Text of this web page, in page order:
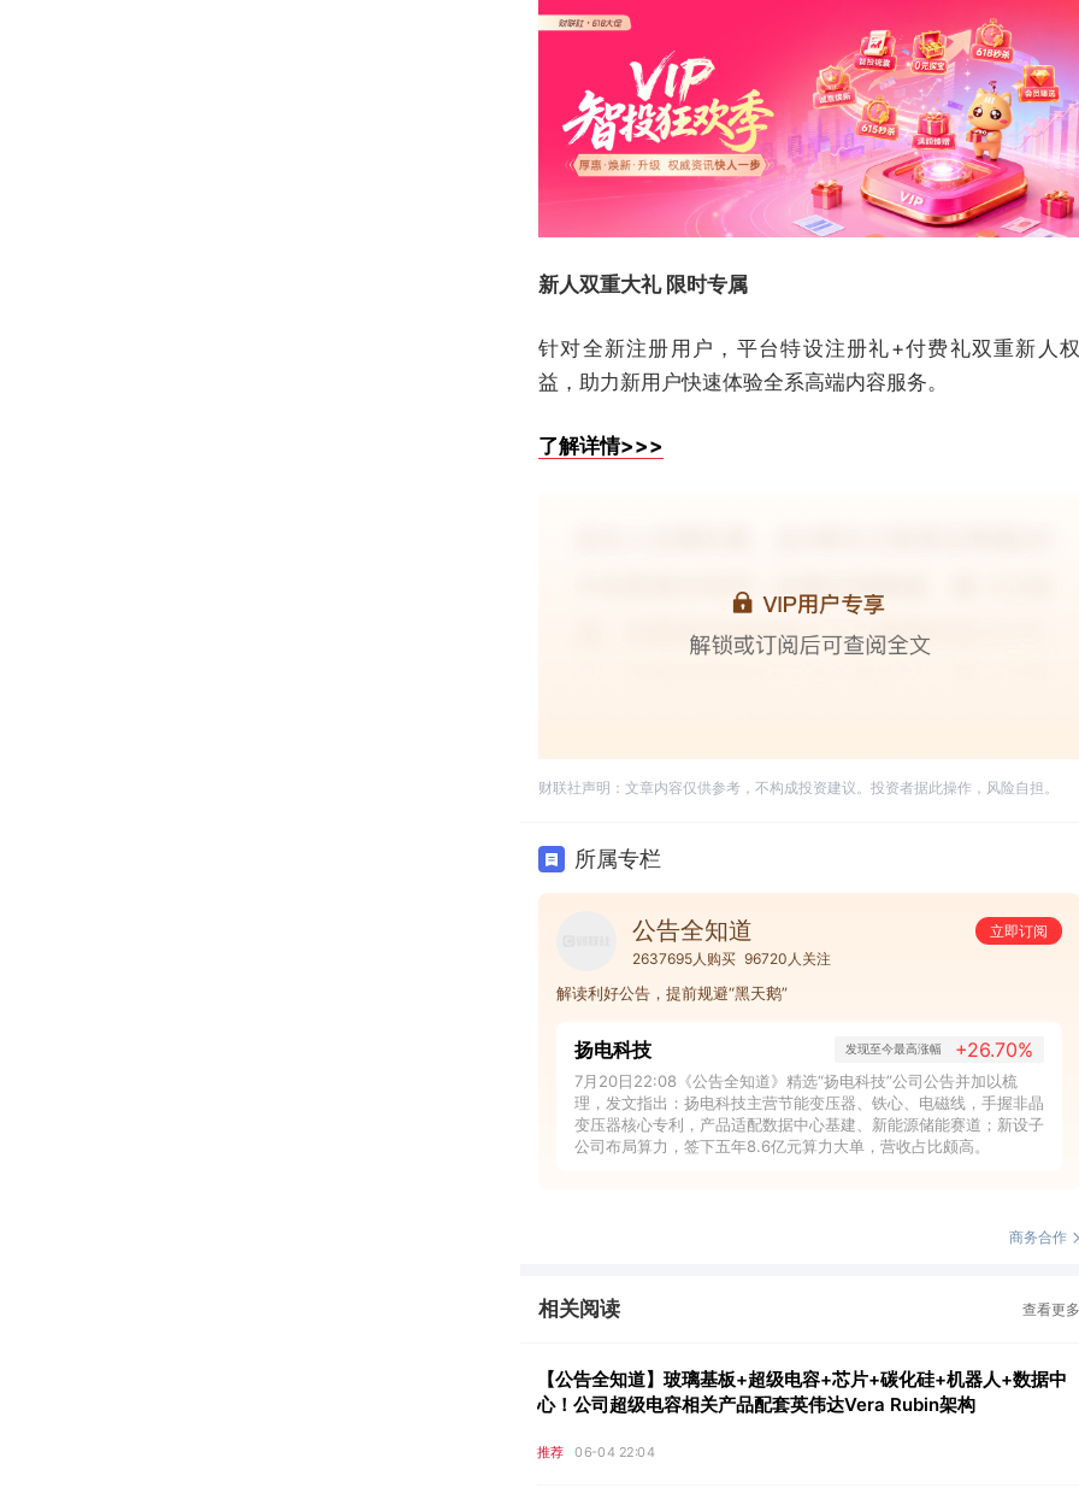
新人双重大礼 限时专属
针对全新注册用户，平台特设注册礼+付费礼双重新人权
益，助力新用户快速体验全系高端内容服务。
了解详情>>>
财联社声明：文章内容仅供参考，不构成投资建议。投资者据此操作，风险自担。
所属专栏
公告全知道
立即订阅
2637695人购买 96720人关注
解读利好公告，提前规避“黑天鹅”
扬电科技 发现至今最高涨幅 +26.70%
7月20日22:08《公告全知道》精选“扬电科技”公司公告并加以梳
理，发文指出：扬电科技主营节能变压器、铁心、电磁线，手握非晶
变压器核心专利，产品适配数据中心基建、新能源储能赛道；新设子
公司布局算力，签下五年8.6亿元算力大单，营收占比颇高。
商务合作
相关阅读 查看更多
【公告全知道】玻璃基板+超级电容+芯片+碳化硅+机器人+数据中
心！公司超级电容相关产品配套英伟达Vera Rubin架构
推荐 06-04 22:04